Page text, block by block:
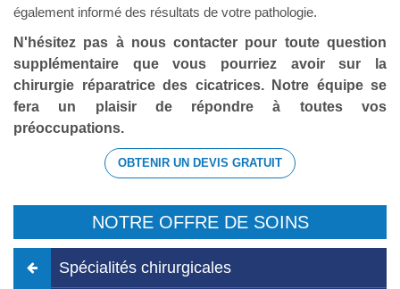
également informé des résultats de votre pathologie.
N'hésitez pas à nous contacter pour toute question
supplémentaire que vous pourriez avoir sur la
chirurgie réparatrice des cicatrices. Notre équipe se
fera un plaisir de répondre à toutes vos
préoccupations.
OBTENIR UN DEVIS GRATUIT
NOTRE OFFRE DE SOINS
Spécialités chirurgicales